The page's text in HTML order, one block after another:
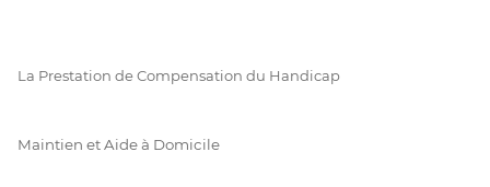
La Prestation de Compensation du Handicap
Maintien et Aide à Domicile